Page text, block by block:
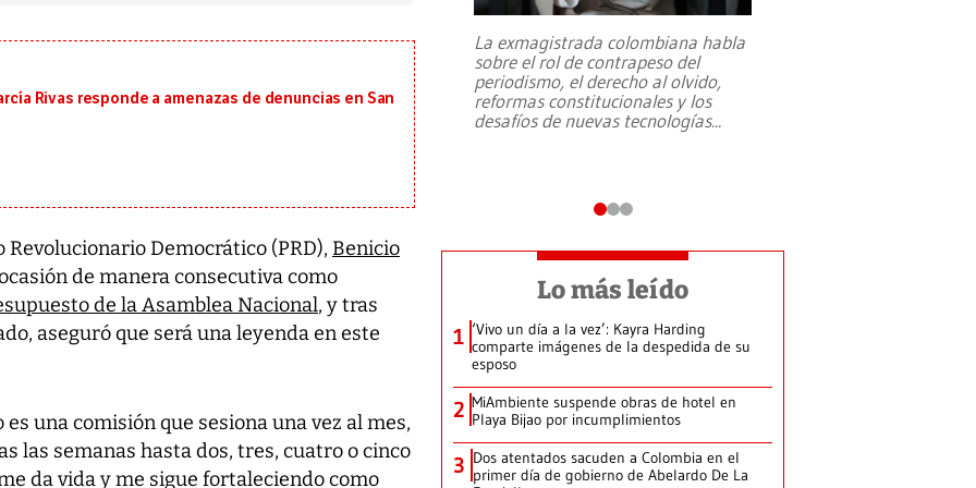
Rivas responde a amenazas de denuncias en San
Democrático (PRD), Benicio
de manera consecutiva como
de la Asamblea Nacional, y tras
aseguró que seráuna leyenda en este
una comisión que sesiona una vez al mes,
las semanas hasta dos, tres, cuatro o cinco
da vida y me sigue fortaleciendo como
al sur de Japón, provocando una
La exmagistrada colombiana habla
sobre el rol de contrapeso del
periodismo, el derecho al olvido,
reformas constitucionales y los
desafíos de nuevas tecnologías...
Lo más leído
1 ‘Vivo un día a la vez’: Kayra Harding
comparte imágenes de la despedida de su
esposo
2 MiAmbiente suspende obras de hotel en
Playa Bijao por incumplimientos
3 Dos atentados sacuden a Colombia en el
primer día de gobierno de Abelardo De La